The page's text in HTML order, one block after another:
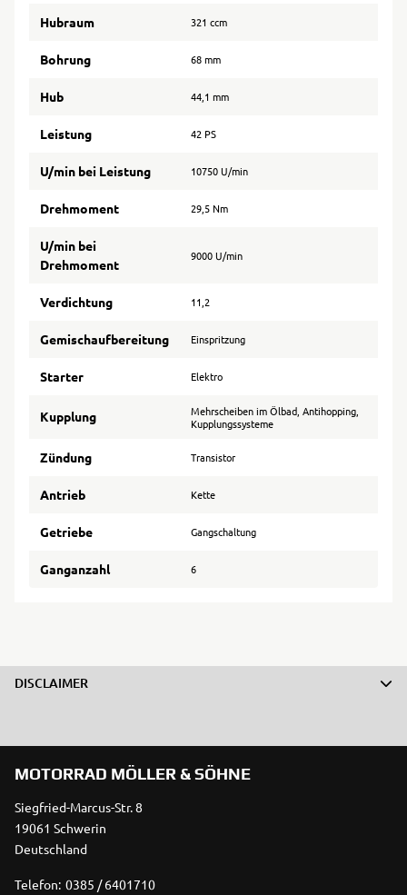
Hubraum 321 ccm
Bohrung 68 mm
Hub 44,1 mm
Leistung 42 PS
U/min bei Leistung 10750 U/min
Drehmoment 29,5 Nm
U/min bei
Drehmoment
9000 U/min
Verdichtung 11,2
Gemischaufbereitung Einspritzung
Starter Elektro
Kupplung
Mehrscheiben im Ölbad, Antihopping,
Kupplungssysteme
Zündung Transistor
Antrieb Kette
Getriebe Gangschaltung
Ganganzahl 6
DISCLAIMER
MOTORRAD MÖLLER & SÖHNE
Siegfried-Marcus-Str. 8
19061 Schwerin
Deutschland
Telefon: 0385 / 6401710